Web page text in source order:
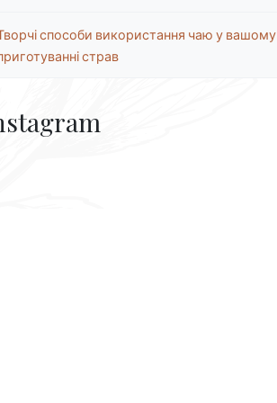
способи використання чаю у вашому
страв